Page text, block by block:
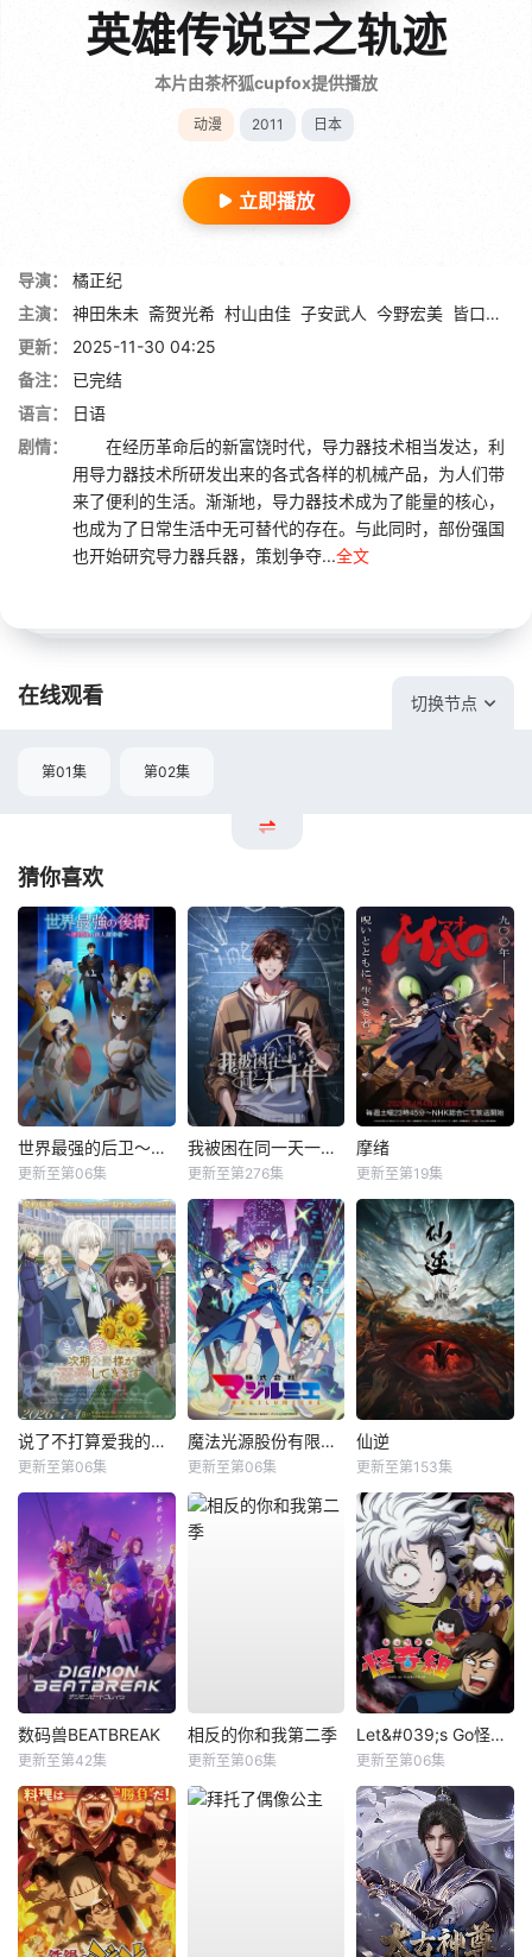
英雄传说空之轨迹
本片由茶杯狐cupfox提供播放
动漫 2011 日本
立即播放
导演：
橘正纪
主演：
神田朱未 斋贺光希 村山由佳 子安武人 今野宏美 皆口裕子
更新：
2025-11-30 04:25
备注：
已完结
语言：
日语
剧情：
在经历革命后的新富饶时代，导力器技术相当发达，利
用导力器技术所研发出来的各式各样的机械产品，为人们带
来了便利的生活。渐渐地，导力器技术成为了能量的核心，
也成为了日常生活中无可替代的存在。与此同时，部份强国
也开始研究导力器兵器，策划争夺...全文
在线观看 切换节点
第01集 第02集
猜你喜欢
世界最强的后卫～迷宫国的新人探索者～
更新至第06集
我被困在同一天一千年动态漫
更新至第276集
摩绪
更新至第19集
说了不打算爱我的公爵继承人，不知为何对我宠爱有加
更新至第06集
魔法光源股份有限公司第二季
更新至第06集
仙逆
更新至第153集
数码兽BEATBREAK
更新至第42集
相反的你和我第二季
更新至第06集
Let&#039;s Go怪奇组
更新至第06集